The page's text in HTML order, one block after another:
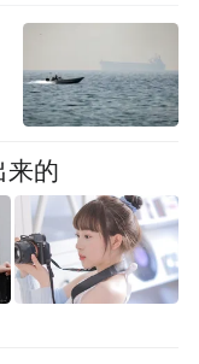
在第9.4条所列
符合第9.11条
全部条件。
项对相应年度
，2023年6月2
报告。公司于
下发的《行政
来的